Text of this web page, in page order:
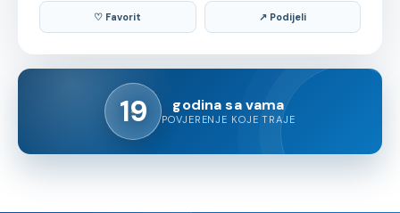
♡ Favorit ↗ Podijeli
19 godina sa vama
POVJERENJE KOJE TRAJE